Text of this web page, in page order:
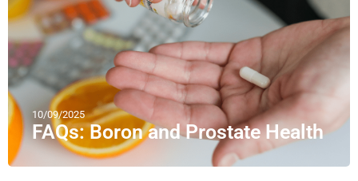
10/09/2025
FAQs: Boron and Prostate Health